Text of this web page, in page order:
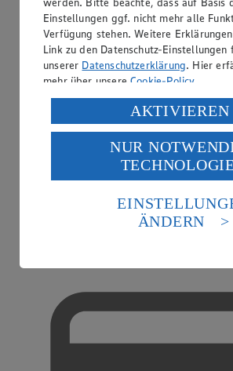
Einstellungen ggf. nicht mehr alle
Verfügung stehen. Weitere
Link zu den Datenschutz-Einstellungen
unserer Datenschutzerklärung. Hier
mehr über unsereCookie-Policy.
Verarbeitung deiner
USA durch Facebook und YouTube:
Wenn du auf „Aktivieren“ klickst,
des Art. 49 Abs. 1 Satz 1 lit. a) DSGVO
Daten in den USA verarbeitet werden.
die USA als Land mit einem nach
Standards nicht angemessenen
Es besteht das Risiko eines Zugriffs
Informationen zum Herausgeber der
AKTIVIEREN
NUR
ÄNDERN